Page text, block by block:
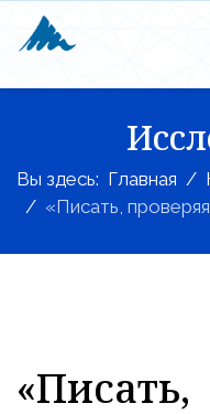
Вы здесь: Главная
«Писать,